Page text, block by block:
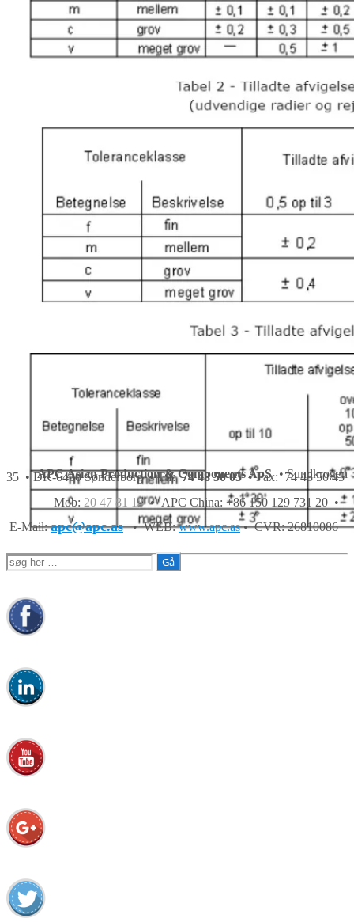
APC Asian Production & Components ApS• Sundkrogen
35 • DK-6400 Sønderborg • Tlf:74 48 50 05• Fax: 74 48 50 45
Mob: 20 47 81 18• APC China: +86 150 129 731 20 •
E-Mail:apc@apc.as• WEB:www.apc.as• CVR: 26810086
Søg